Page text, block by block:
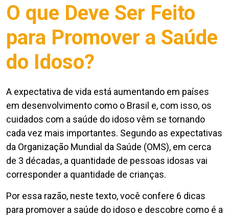
O que Deve Ser Feito
para Promover a Saúde
do Idoso?
A expectativa de vida está aumentando em países
em desenvolvimento como o Brasil e, com isso, os
cuidados com a saúde do idoso vêm se tornando
cada vez mais importantes. Segundo as expectativas
da Organização Mundial da Saúde (OMS), em cerca
de 3 décadas, a quantidade de pessoas idosas vai
corresponder a quantidade de crianças.
Por essa razão, neste texto, você confere 6 dicas
para promover a saúde do idoso e descobre como é a